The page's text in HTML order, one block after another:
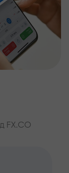
FX.CO